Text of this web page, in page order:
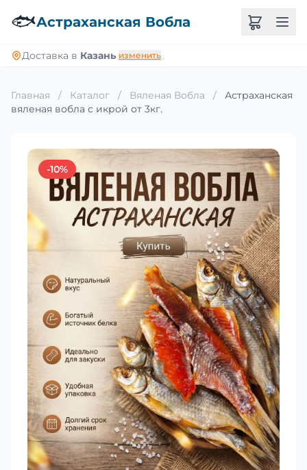
🐟Астраханская Вобла
Доставка в Казань изменить
Главная / Каталог / Вяленая Вобла /
Астраханская
вяленая вобла с икрой от 3кг.
-10%